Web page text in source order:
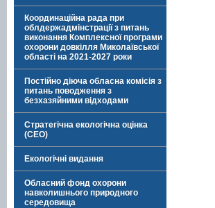
Координаційна рада при
облдержадмінстрації з питань
виконання Комплексної програми
охорони довкілля Миколаївської
області на 2021-2027 роки
Постійно діюча обласна комісія з
питань поводження з
безхазяйними відходами
Стратегічна екологічна оцінка
(СЕО)
Екологічні видання
Обласний фонд охорони
навколишнього природного
середовища